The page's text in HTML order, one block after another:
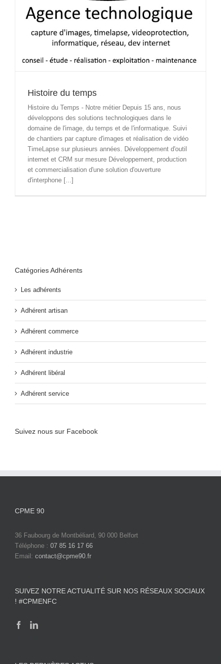
Histoire du temps
Histoire du Temps - Notre métier Depuis 15 ans, nous
développons des solutions technologiques dans le
domaine de l'image, du temps et de l'informatique. Suivi
de chantiers par capture d'images et réalisation de vidéo
TimeLapse sur plusieurs années. Développement d'outil
internet et CRM sur mesure Développement, production
et commercialisation d'une solution d'ouverture
d'interphone [...]
Catégories Adhérents
Les adhérents
Adhérent artisan
Adhérent commerce
Adhérent industrie
Adhérent libéral
Adhérent service
Suivez nous sur Facebook
CPME 90
36 Faubourg de Montbéliard, 90 000 Belfort
Téléphone : 07 85 16 17 66
Email: contact@cpme90.fr
SUIVEZ NOTRE ACTUALITÉ SUR NOS RÉSEAUX SOCIAUX
! #CPMENFC